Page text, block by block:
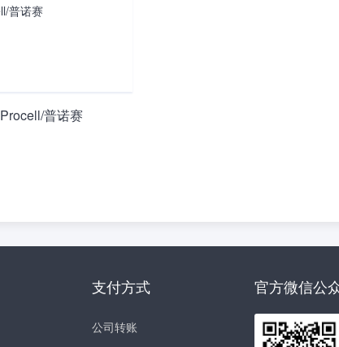
Procell/普诺赛
支付方式
公司转账
官方微信公